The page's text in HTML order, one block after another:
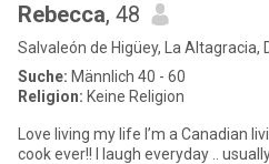
Rebecca, 48
Salvaleón de Higüey, La Altagracia,
Suche: Männlich 40 - 60
Religion: Keine Religion
Love living my life I’m a Canadian
cook ever!! I laugh everyday ..